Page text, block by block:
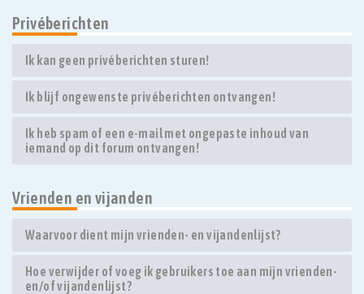
Privéberichten
Ik kan geen privéberichten sturen!
Ik blijf ongewenste privéberichten ontvangen!
Ik heb spam of een e-mail met ongepaste inhoud van
iemand op dit forum ontvangen!
Vrienden en vijanden
Waarvoor dient mijn vrienden- en vijandenlijst?
Hoe verwijder of voeg ik gebruikers toe aan mijn vrienden-
en/of vijandenlijst?